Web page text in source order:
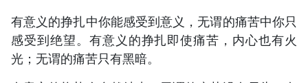
有意义的挣扎中你能感受到意义，无谓的痛苦中你只
感受到绝望。有意义的挣扎即使痛苦，内心也有火
光；无谓的痛苦只有黑暗。